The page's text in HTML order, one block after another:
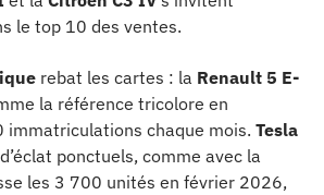
le top 10 des ventes.
rebat les cartes : la Renault 5 E-
la référence tricolore en
immatriculations chaque mois. Tesla
ponctuels, comme avec la
les 3 700 unités en février 2026,